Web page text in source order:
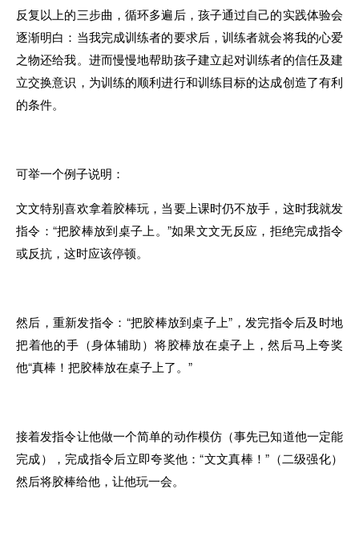
反复以上的三步曲 ，循环多遍后， 孩子通过自己的实践体验会
逐渐明白： 当我完成训练者的要求后， 训练者就会将我的心爱
之物还给我。进而慢慢地帮助孩子建立起对训练者的信任及建
立交换意识 ，为训练的顺利进行和训练目标的达成创造了有利
的条件。
可举一个例子说明：
文文特别喜欢拿着胶棒玩 ， 当要上课时仍不放手 ， 这时我就发
指令：“把胶棒放到桌子上。”如果文文无反应 ， 拒绝完成指令
或反抗 ， 这时应该停顿。
然后 ， 重新发指令 ：“把胶棒放到桌子上” ， 发完指令后及 时地
把着他的手（身体辅助）将胶棒放在桌子上 ，然后马 上夸奖
他“真棒！把胶棒放在桌子上了。 ”
接着发指令让他做一个简单的动作模仿（事先已知道他一定能
完成），完成指令后立即夸奖他 ：“文文真棒！”（二级强化）
然后将胶棒给他 ， 让他玩一会。